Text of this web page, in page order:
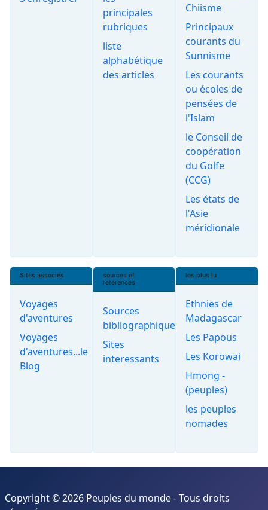
principales
rubriques
liste
alphabétique
des articles
Chiisme
Principaux
courants du
Sunnisme
Les courants
ou écoles de
pensées de
l'Islam
le Conseil de
coopération
du Golfe
(CCG)
Les états de
l'Asie
méridionale
Sites associés
Voyages
d'aventures
Voyages
d'aventures...le
Blog
sources et
références
Sources
bibliographiques
Sites
interessants
les plus lu
Ethnies de
Madagascar
Les Papous
Les Korowai
Hmong -
(peuples)
les peuples
nomades
Copyright © 2026 Peuples du monde - Tous droits